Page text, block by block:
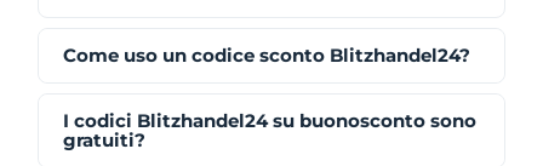
Come uso un codice sconto Blitzhandel24?
I codici Blitzhandel24 su buonosconto sono
gratuiti?